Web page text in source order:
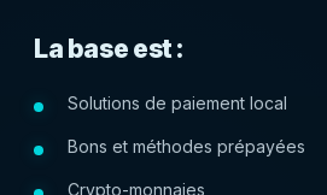
La base est :
Solutions de paiement local
Bons et méthodes prépayées
Crypto-monnaies